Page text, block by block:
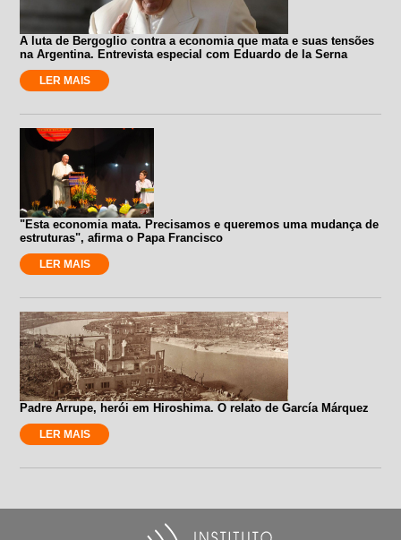
A luta de Bergoglio contra a economia que mata e suas tensões
na Argentina. Entrevista especial com Eduardo de la Serna
LER MAIS
"Esta economia mata. Precisamos e queremos uma mudança de
estruturas", afirma o Papa Francisco
LER MAIS
Padre Arrupe, herói em Hiroshima. O relato de García Márquez
LER MAIS